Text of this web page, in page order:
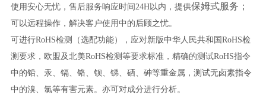
使用安心无忧，售后服务响应时间24H以内，提供保姆式服务；
可以远程操作，解决客户使用中的后顾之忧。
可进行RoHS检测（选配功能），应对新版中华人民共和国RoHS检
测要求，欧盟及北美RoHS检测等要求标准，精确的测试RoHS指令
中的铅、汞、镉、铬、钡、锑、硒、砷等重金属，测试无卤素指令
中的溴、氯等有害元素。亦可对成分进行分析。